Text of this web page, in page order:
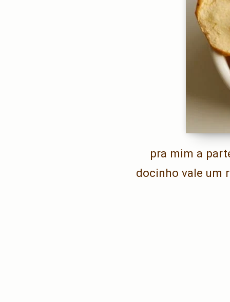
pra mim a
docinho vale um